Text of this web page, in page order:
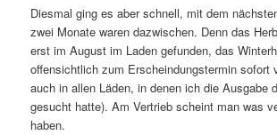
Diesmal ging es aber schnell, mit dem
zwei Monate waren dazwischen. Denn das
erst im August im Laden gefunden, das
offensichtlich zum Erscheindungstermin sofort
auch in allen Läden, in denen ich die Ausgabe
gesucht hatte). Am Vertrieb scheint man was
haben.